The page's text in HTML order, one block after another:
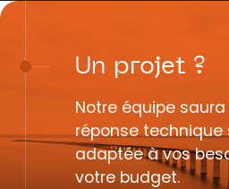
Un projet ?
Notre équipe
réponse technique
adaptée à vos
votre budget.